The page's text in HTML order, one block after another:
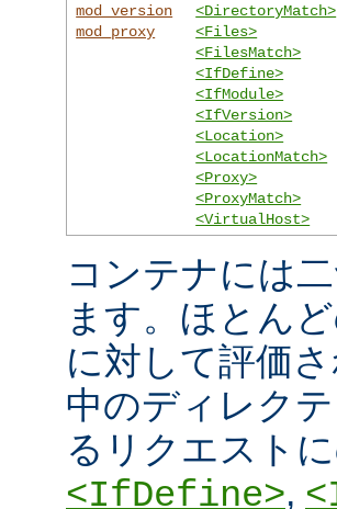
mod_version
mod_proxy
<DirectoryMatch>
<Files>
<FilesMatch>
<IfDefine>
<IfModule>
<IfVersion>
<Location>
<LocationMatch>
<Proxy>
<ProxyMatch>
<VirtualHost>
コンテナには
ます。ほとん
に対して評価
中のディレク
るリクエスト
<IfDefine>,